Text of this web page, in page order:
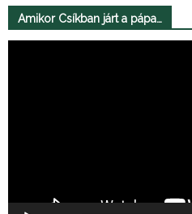
Amikor Csíkban járt a pápa…